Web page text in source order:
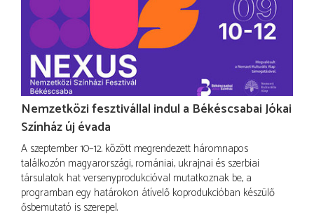
Nemzetközi fesztivállal indul a Békéscsabai Jókai
Színház új évada
A szeptember 10–12. között megrendezett háromnapos
találkozón magyarországi, romániai, ukrajnai és szerbiai
társulatok hat versenyprodukcióval mutatkoznak be, a
programban egy határokon átívelő koprodukcióban készülő
ősbemutató is szerepel.